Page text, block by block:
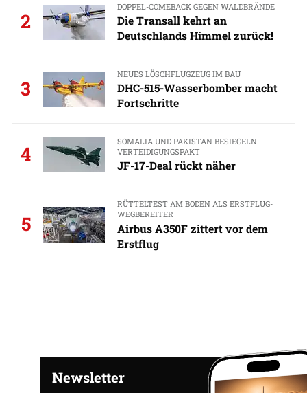
2
DOPPEL-COMEBACK GEGEN WALDBRÄNDE
Die Transall kehrt an
Deutschlands Himmel zurück!
3
NEUES LÖSCHFLUGZEUG IM BAU
DHC-515-Wasserbomber macht
Fortschritte
4
SOMALIA UND PAKISTAN BESIEGELN
VERTEIDIGUNGSPAKT
JF-17-Deal rückt näher
5
RÜTTELTEST AM BODEN ALS ERSTFLUG-
WEGBEREITER
Airbus A350F zittert vor dem
Erstflug
Newsletter